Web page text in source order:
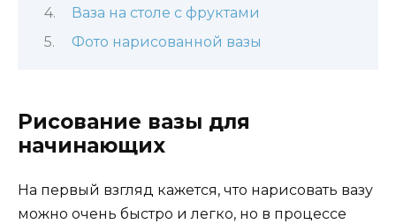
Ваза на столе с фруктами
Фото нарисованной вазы
Рисование вазы для
начинающих
На первый взгляд кажется, что нарисовать вазу
можно очень быстро и легко, но в процессе